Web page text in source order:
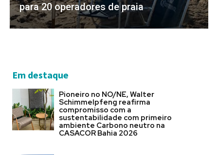
para 20 operadores de praia
Em destaque
Pioneiro no NO/NE, Walter
Schimmelpfeng reafirma
compromisso com a
sustentabilidade com primeiro
ambiente Carbono neutro na
CASACOR Bahia 2026